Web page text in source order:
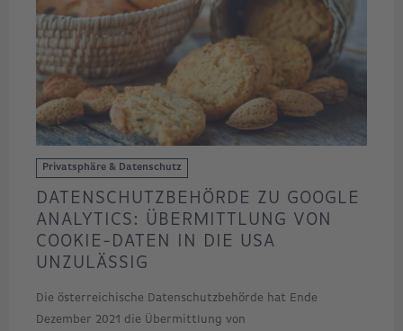
Privatsphäre & Datenschutz
DATENSCHUTZBEHÖRDE ZU GOOGLE
ANALYTICS: ÜBERMITTLUNG VON
COOKIE-DATEN IN DIE USA
UNZULÄSSIG
Die österreichische Datenschutzbehörde hat Ende
Dezember 2021 die Übermittlung von